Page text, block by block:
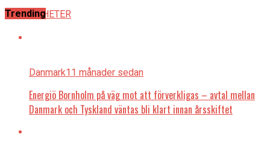
ALLA NYHETER
Trending
Danmark11 månader sedan
Energiö Bornholm på väg mot att förverkligas – avtal mellan
Danmark och Tyskland väntas bli klart innan årsskiftet